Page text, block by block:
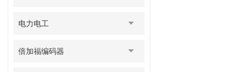
电力电工
倍加福编码器